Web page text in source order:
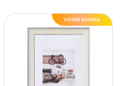
УСПЕЙ КУПИТЬ